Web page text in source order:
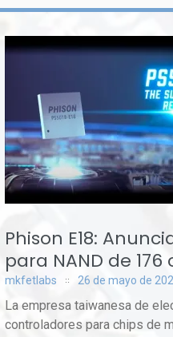
Phison E18:
para NAND de 176
mkfetlabs 26 de mayo de
La empresa taiwanesa de
controladores para chips de